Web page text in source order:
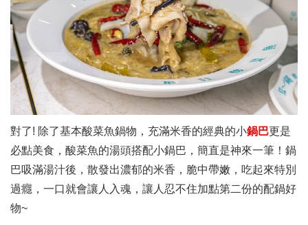
對了! 除了基本酸菜魚鍋物，充滿米香的經典的小鍋巴更是
必點美食，酸菜魚的湯頭搭配小鍋巴，簡直是神來一筆！鍋
巴吸滿湯汁後，散發出濃郁的米香，脆中帶嫩，吃起來特別
過癮，一口就會讓人入魂，讓人忍不住加點第二份的配鍋好
物~